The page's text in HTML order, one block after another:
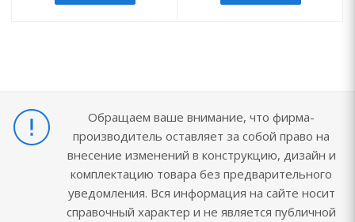
Обращаем ваше внимание, что фирма-
производитель оставляет за собой право на
внесение изменений в конструкцию, дизайн и
комплектацию товара без предварительного
уведомления. Вся информация на сайте носит
справочный характер и не является публичной